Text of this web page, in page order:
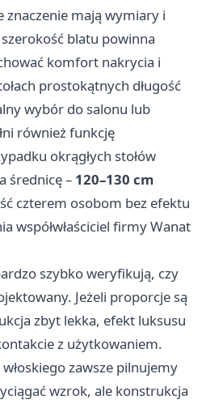
znaczenie mają wymiary i
blatu powinna
komfort nakrycia i
prostokątnych długość
wybór do salonu lub
również funkcję
okrągłych stołów
średnicę – 120–130 cm
czterem osobom bez efektu
współwłaściciel firmy Wanat
szybko weryfikują, czy
Jeżeli proporcje są
zbyt lekka, efekt luksusu
z użytkowaniem.
zawsze pilnujemy
wzrok, ale konstrukcja